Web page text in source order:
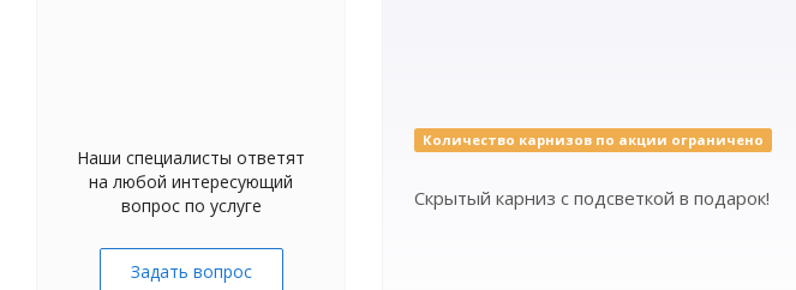
Количество карнизов по акции ограничено
Скрытый карниз с подсветкой в подарок!
Наши специалисты ответят
на любой интересующий
вопрос по услуге
Задать вопрос